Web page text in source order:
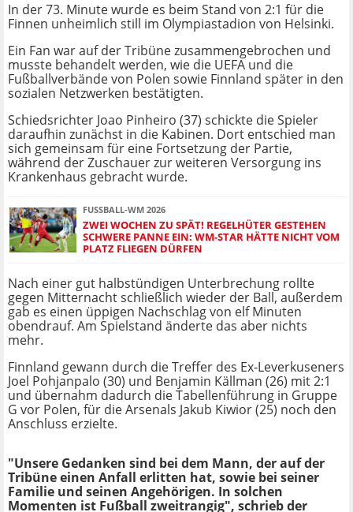
In der 73. Minute wurde es beim Stand von 2:1 für die
Finnen unheimlich still im Olympiastadion von Helsinki.
Ein Fan war auf der Tribüne zusammengebrochen und
musste behandelt werden, wie die UEFA und die
Fußballverbände von Polen sowie Finnland später in den
sozialen Netzwerken bestätigten.
Schiedsrichter Joao Pinheiro (37) schickte die Spieler
daraufhin zunächst in die Kabinen. Dort entschied man
sich gemeinsam für eine Fortsetzung der Partie,
während der Zuschauer zur weiteren Versorgung ins
Krankenhaus gebracht wurde.
FUSSBALL-WM 2026
ZWEI WOCHEN ZU SPÄT! REGELHÜTER GESTEHEN
SCHWERE PANNE EIN: WM-STAR HÄTTE NICHT VOM
PLATZ FLIEGEN DÜRFEN
Nach einer gut halbstündigen Unterbrechung rollte
gegen Mitternacht schließlich wieder der Ball, außerdem
gab es einen üppigen Nachschlag von elf Minuten
obendrauf. Am Spielstand änderte das aber nichts
mehr.
Finnland gewann durch die Treffer des Ex-Leverkuseners
Joel Pohjanpalo (30) und Benjamin Källman (26) mit 2:1
und übernahm dadurch die Tabellenführung in Gruppe
G vor Polen, für die Arsenals Jakub Kiwior (25) noch den
Anschluss erzielte.
"Unsere Gedanken sind bei dem Mann, der auf der
Tribüne einen Anfall erlitten hat, sowie bei seiner
Familie und seinen Angehörigen. In solchen
Momenten ist Fußball zweitrangig", schrieb der